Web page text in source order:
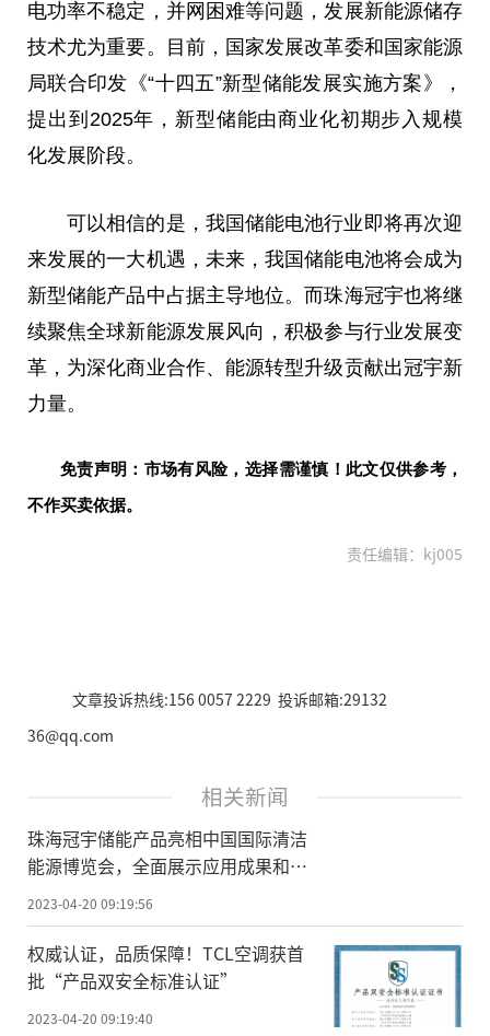
电功率不稳定，并网困难等问题，发展新能源储存
技术尤为重要。目前，国家发展改革委和国家能源
局联合印发《“十四五”新型储能发展实施方案》，
提出到2025年，新型储能由商业化初期步入规模
化发展阶段。
可以相信的是，我国储能电池行业即将再次迎
来发展的一大机遇，未来，我国储能电池将会成为
新型储能产品中占据主导地位。而珠海冠宇也将继
续聚焦全球新能源发展风向，积极参与行业发展变
革，为深化商业合作、能源转型升级贡献出冠宇新
力量。
免责声明：市场有风险，选择需谨慎！此文仅供参考，
不作买卖依据。
责任编辑：kj005
文章投诉热线:156 0057 2229 投诉邮箱:29132
36@qq.com
相关新闻
珠海冠宇储能产品亮相中国国际清洁
能源博览会，全面展示应用成果和技
术底蕴
2023-04-20 09:19:56
权威认证，品质保障！TCL空调获首
批“产品双安全标准认证”
2023-04-20 09:19:40